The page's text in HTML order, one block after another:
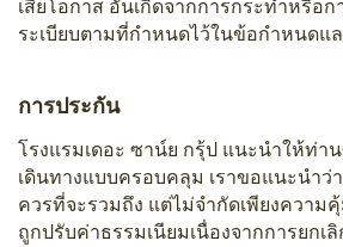
เสียโอกาส อันเกิดจากการกระทำหรือ
ระเบียบตามที่กำหนดไว้ในข้อกำหนดแ
การประกัน
โรงแรมเดอะ ซาน์ย กรุ้ป แนะนำให้ท่า
เดินทางแบบครอบคลุม เราขอแนะนำว่
ควรที่จะรวมถึง แต่ไม่จำกัดเพียงความ
ถูกปรับค่าธรรมเนียมเนื่องจากการยกเ